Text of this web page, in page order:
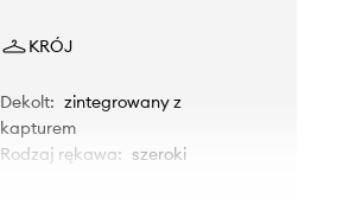
KRÓJ
Dekolt: zintegrowany z
kapturem
Rodzaj rękawa: szeroki